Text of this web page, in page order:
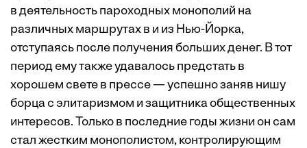
в деятельность пароходных монополий на
различных маршрутах в и из Нью-Йорка,
отступаясь после получения больших денег. В тот
период ему также удавалось предстать в
хорошем свете в прессе — успешно заняв нишу
борца с элитаризмом и защитника общественных
интересов. Только в последние годы жизни он сам
стал жестким монополистом, контролирующим